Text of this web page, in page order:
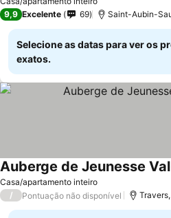
9,9 Excelente 69
Selecione as datas para ver os
exatos.
Casa/apartamento inteiro
Auberge de Jeunesse
/ Pontuação não disponível